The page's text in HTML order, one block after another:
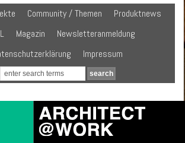
Community / Themen
Produktnews
Magazin
Newsletteranmeldung
Impressum